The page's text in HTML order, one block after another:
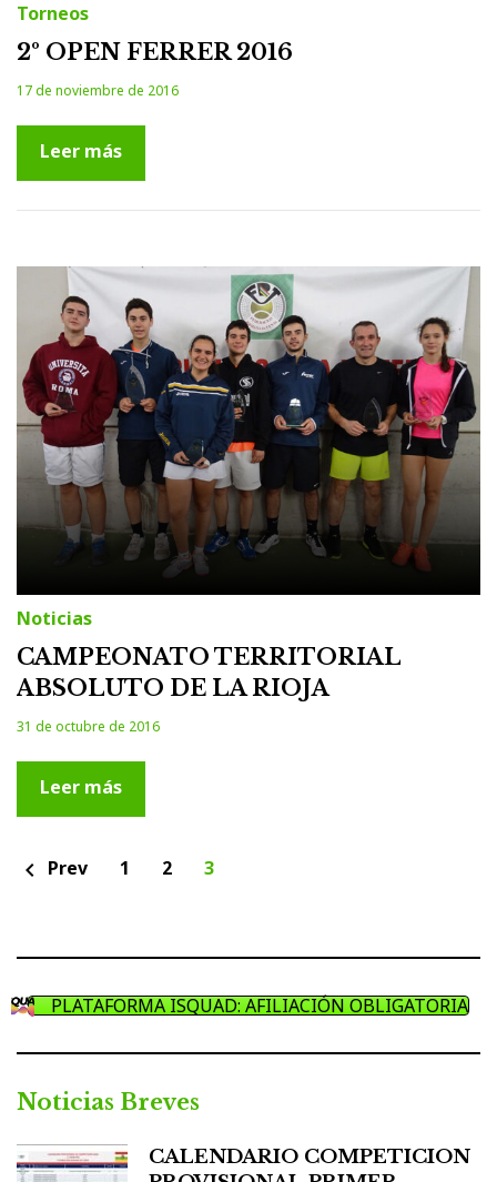
Torneos
2º OPEN FERRER 2016
17 de noviembre de 2016
Leer más
Noticias
CAMPEONATO TERRITORIAL
ABSOLUTO DE LA RIOJA
31 de octubre de 2016
Leer más
Paginación
de
chevron_left Prev 1 2 3
PLATAFORMA ISQUAD: AFILIACIÓN OBLIGATORIA
Noticias Breves
CALENDARIO COMPETICION